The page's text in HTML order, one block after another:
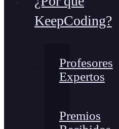
KeepCoding?
Profesores
Expertos
Premios